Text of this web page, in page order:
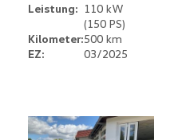
Leistung: 110 kW
(150 PS)
Kilometer:500 km
EZ:
03/2025